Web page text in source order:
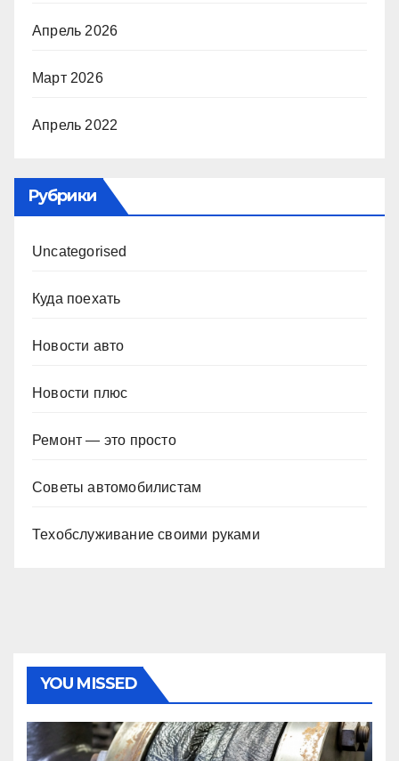
Апрель 2026
Март 2026
Апрель 2022
Рубрики
Uncategorised
Куда поехать
Новости авто
Новости плюс
Ремонт — это просто
Советы автомобилистам
Техобслуживание своими руками
YOU MISSED